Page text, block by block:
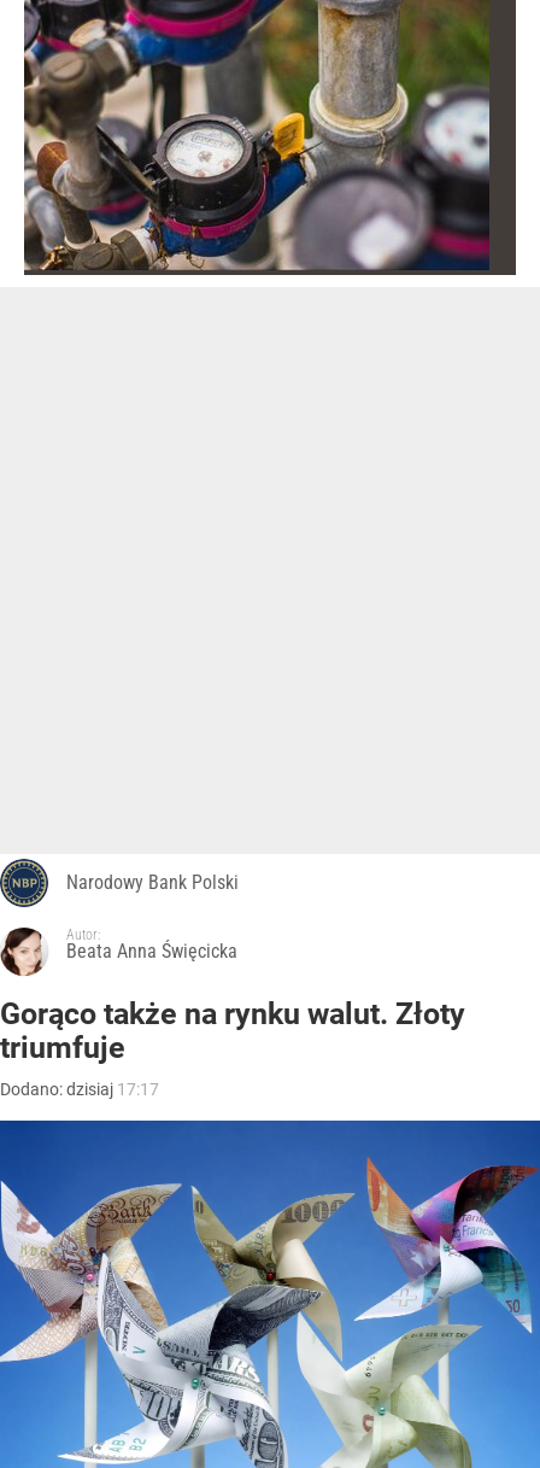
Narodowy Bank Polski
Autor:
Beata Anna Święcicka
Gorąco także na rynku walut. Złoty
triumfuje
Dodano:dzisiaj 17:17